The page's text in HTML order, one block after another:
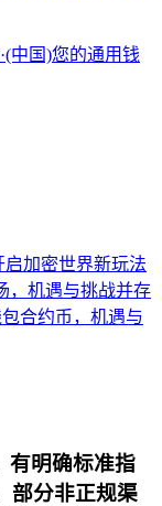
中国)您的通用钱
启加密世界新玩法
，机遇与挑战并存
合约币，机遇与
有明确标准指
部分非正规渠